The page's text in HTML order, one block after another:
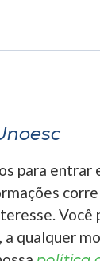
para entrar
Você
qualquer